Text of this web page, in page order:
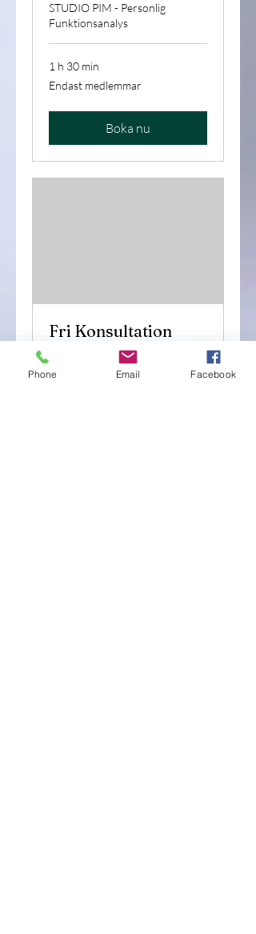
STUDIO PIM - Personlig
Funktionsanalys
1 h 30 min
Endast
medlemmar
Endast medlemmar
Boka nu
Fri Konsultation
STUDIO PIM - Fri konsultation
Phone Email Facebook